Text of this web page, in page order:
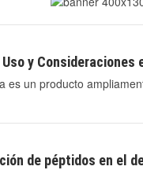
y Consideraciones
es un producto
de péptidos en el